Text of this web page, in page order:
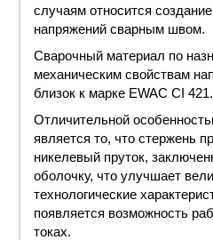
случаям относится
напряжений сварным швом.
Сварочный материал по
механическим свойствам
близок к марке EWAC CI 421.
Отличительной
является то, что стержень
никелевый пруток,
оболочку, что улучшает
технологические
появляется возможность
токах.